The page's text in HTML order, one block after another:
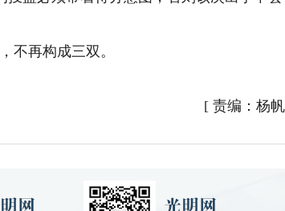
再构成三双。
[ 责编：杨帆